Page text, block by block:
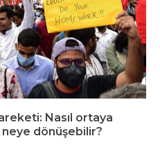
Nasıl ortaya
neye dönüşebilir?